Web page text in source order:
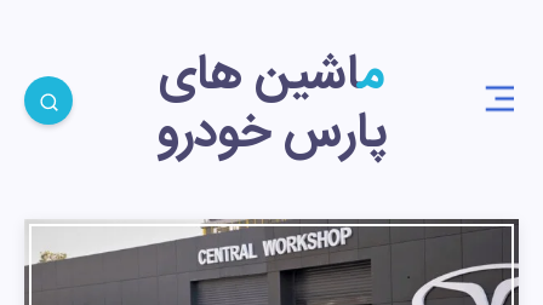
ماشین های
پارس خودرو